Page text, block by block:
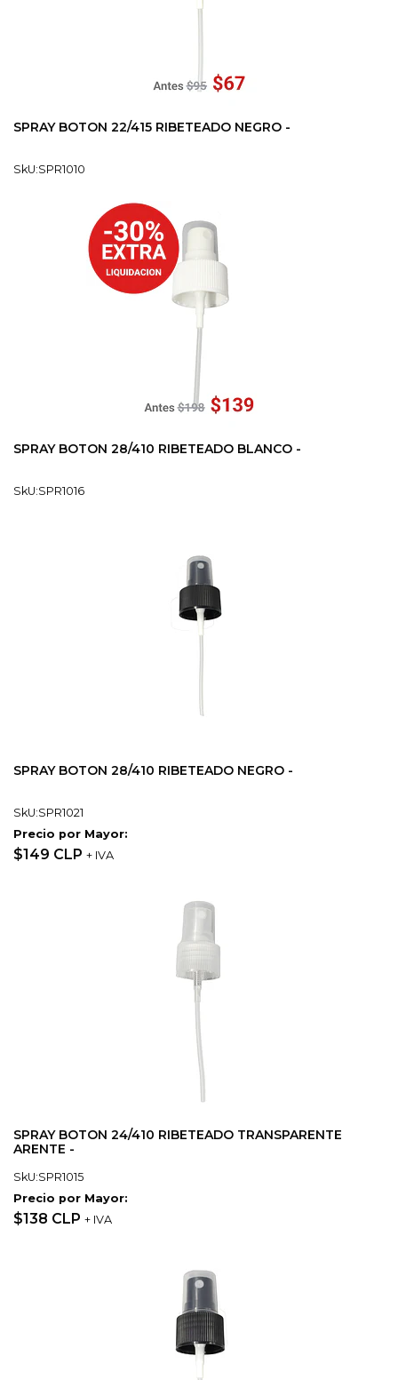
SPRAY BOTON 22/415 RIBETEADO NEGRO -
SkU:SPR1010
SPRAY BOTON 28/410 RIBETEADO BLANCO -
SkU:SPR1016
SPRAY BOTON 28/410 RIBETEADO NEGRO -
SkU:SPR1021
Precio por Mayor:
$149 CLP + IVA
SPRAY BOTON 24/410 RIBETEADO TRANSPARENTE
ARENTE -
SkU:SPR1015
Precio por Mayor:
$138 CLP + IVA